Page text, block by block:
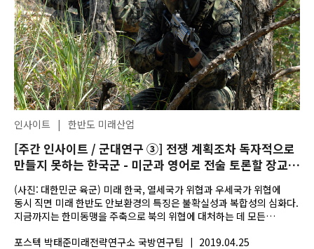
인사이트 | 한반도 미래산업
[주간 인사이트 / 군대연구 ③] 전쟁 계획조차 독자적으로
만들지 못하는 한국군 - 미군과 영어로 전술 토론할 장교도
너무 부족하다
(사진: 대한민군 육군) 미래 한국, 열세국가 위협과 우세국가 위협에
동시 직면 미래 한반도 안보환경의 특징은 불확실성과 복합성의 심화다.
지금까지는 한미동맹을 주축으로 북의 위협에 대처하는 데 모든
포스텍 박태준미래전략연구소 국방연구팀
| 2019.04.25